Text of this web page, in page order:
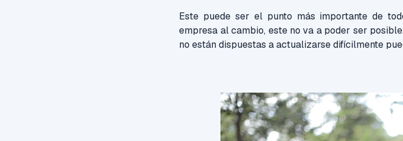
Este puede ser el punto más importante de
empresa al cambio, este no va a poder ser
no están dispuestas a actualizarse difícilmente